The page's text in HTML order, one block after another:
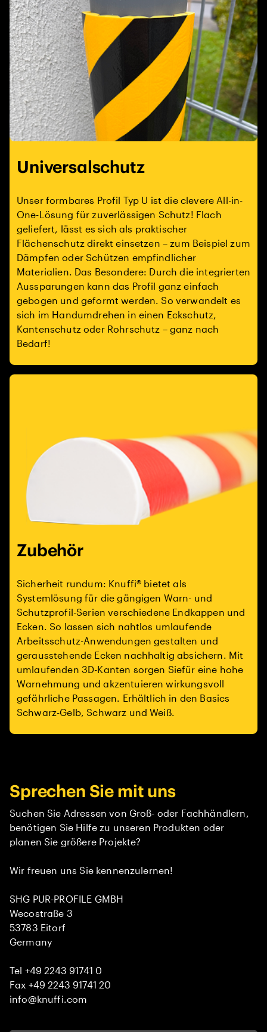
Universalschutz
Unser formbares Profil Typ U ist die clevere All-in-
One-Lösung für zuverlässigen Schutz! Flach
geliefert, lässt es sich als praktischer
Flächenschutz direkt einsetzen – zum Beispiel zum
Dämpfen oder Schützen empfindlicher
Materialien. Das Besondere: Durch die integrierten
Aussparungen kann das Profil ganz einfach
gebogen und geformt werden. So verwandelt es
sich im Handumdrehen in einen Eckschutz,
Kantenschutz oder Rohrschutz – ganz nach
Bedarf!
Zubehör
Sicherheit rundum: Knuffi® bietet als
Systemlösung für die gängigen Warn- und
Schutzprofil-Serien verschiedene Endkappen und
Ecken. So lassen sich nahtlos umlaufende
Arbeitsschutz-Anwendungen gestalten und
gerausstehende Ecken nachhaltig absichern. Mit
umlaufenden 3D-Kanten sorgen Siefür eine hohe
Warnehmung und akzentuieren wirkungsvoll
gefährliche Passagen. Erhältlich in den Basics
Schwarz-Gelb, Schwarz und Weiß.
Sprechen Sie mit uns
Suchen Sie Adressen von Groß- oder Fachhändlern,
benötigen Sie Hilfe zu unseren Produkten oder
planen Sie größere Projekte?
Wir freuen uns Sie kennenzulernen!
SHG PUR-PROFILE GMBH
Wecostraße 3
53783 Eitorf
Germany
Tel +49 2243 91741 0
Fax +49 2243 91741 20
info@knuffi.com